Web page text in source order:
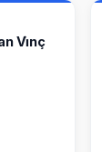
Vi̇nç